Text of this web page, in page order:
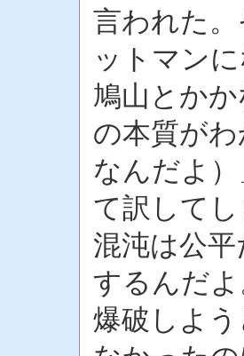
言われた
ットマン
鳩山とか
の本質が
なんだよ
て訳して
混沌は公
するんだ
爆破しよ